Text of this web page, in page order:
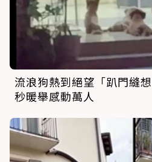
流浪狗熱到絕望「趴門縫
秒暖舉感動萬人